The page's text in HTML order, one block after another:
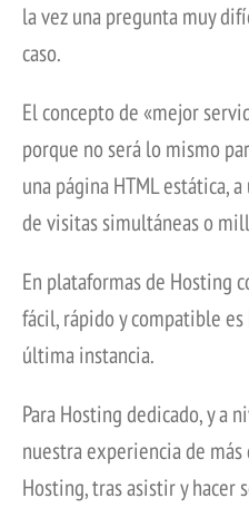
la vez una pregunta muy
caso.
El concepto de «mejor
porque no será lo mismo
una página HTML estática,
de visitas simultáneas o
En plataformas de Hosting
fácil, rápido y compatible es
última instancia.
Para Hosting dedicado, y a
nuestra experiencia de
Hosting, tras asistir y hacer